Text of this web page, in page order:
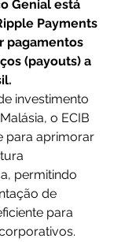
Genial está
Payments
pagamentos
(payouts) a
investimento
o ECIB
para aprimorar
permitindo
de
para